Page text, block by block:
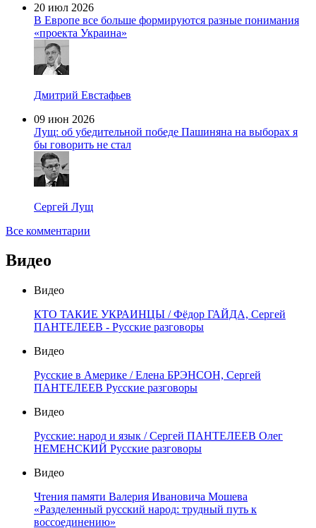
20 июл 2026
В Европе все больше формируются разные понимания
«проекта Украина»
Дмитрий Евстафьев
09 июн 2026
Лущ: об убедительной победе Пашиняна на выборах я
бы говорить не стал
Сергей Лущ
Все комментарии
Видео
Видео
КТО ТАКИЕ УКРАИНЦЫ / Фёдор ГАЙДА, Сергей
ПАНТЕЛЕЕВ - Русские разговоры
Видео
Русские в Америке / Елена БРЭНСОН, Сергей
ПАНТЕЛЕЕВ Русские разговоры
Видео
Русские: народ и язык / Сергей ПАНТЕЛЕЕВ Олег
НЕМЕНСКИЙ Русские разговоры
Видео
Чтения памяти Валерия Ивановича Мошева
«Разделенный русский народ: трудный путь к
воссоединению»